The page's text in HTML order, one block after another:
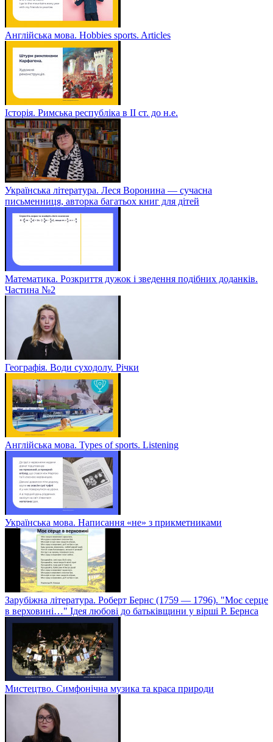
Англійська мова. Hobbies sports. Articles
Історія. Римська республіка в ІІ ст. до н.е.
Українська література. Леся Воронина — сучасна
письменниця, авторка багатьох книг для дітей
Математика. Розкриття дужок і зведення подібних доданків.
Частина №2
Географія. Води суходолу. Річки
Англійська мова. Types of sports. Listening
Українська мова. Написання «не» з прикметниками
Зарубіжна література. Роберт Бернс (1759 — 1796). "Моє серце
в верховині…" Ідея любові до батьківщини у вірші Р. Бернса
Мистецтво. Симфонічна музика та краса природи